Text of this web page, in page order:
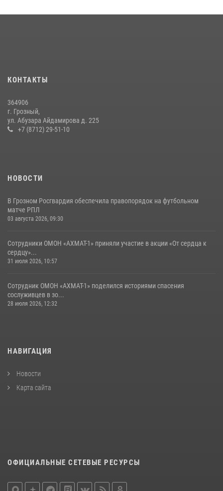
сослуживцев в зоне СВО
В Грозном Росгвардия обеспечила безопасность конно-спортивных
соревнований
КОНТАКТЫ
364906
г. Грозный,
ул. Абузара Айдамирова д. 225
+7 (8712) 29-51-10
НОВОСТИ
В Грозном Росгвардия обеспечила правопорядок на футбольном
матче РПЛ
03 августа 2026, 09:30
Сотрудники ОМОН «АХМАТ-1» приняли участие в акции «От сердца к
сердцу»...
31 июля 2026, 10:57
Сотрудник ОМОН «АХМАТ-1» поделился историями спасения
сослуживцев в зо...
28 июля 2026, 12:32
НАВИГАЦИЯ
Новости
Карта сайта
ОФИЦИАЛЬНЫЕ СЕТЕВЫЕ РЕСУРСЫ